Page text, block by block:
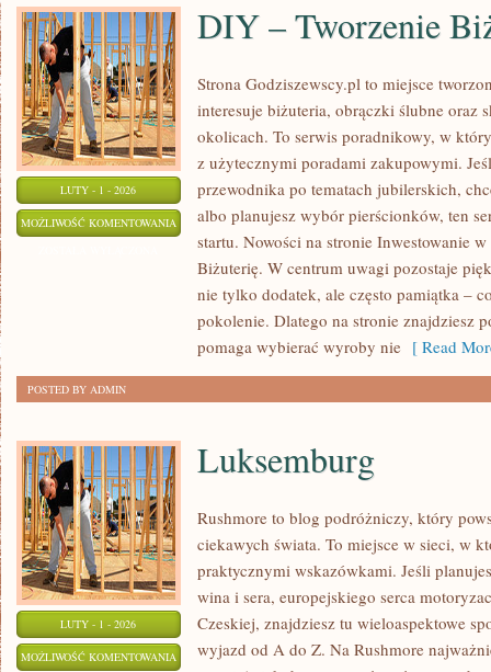
LUTY - 1 - 2026
MOŻLIWOŚĆ KOMENTOWANIA
TWORZENIE
BIŻUTERII
DIY – Tworzenie
Strona Godziszewscy.pl to miejsce
interesuje biżuteria, obrączki ślubne oraz
okolicach. To serwis poradnikowy, w
z użytecznymi poradami zakupowymi.
przewodnika po tematach jubilerskich,
albo planujesz wybór pierścionków, ten
startu. Nowości na stronie Inwestowanie
Biżuterię. W centrum uwagi pozostaje
nie tylko dodatek, ale często pamiątka –
pokolenie. Dlatego na stronie znajdziesz
pomaga wybierać wyroby nie [ Read
POSTED BY ADMIN
LUTY - 1 - 2026
MOŻLIWOŚĆ KOMENTOWANIA LUKSEMBURG
Luksemburg
Rushmore to blog podróżniczy, który
ciekawych świata. To miejsce w sieci, w
praktycznymi wskazówkami. Jeśli
wina i sera, europejskiego serca
Czeskiej, znajdziesz tu wieloaspektowe
wyjazd od A do Z. Na Rushmore